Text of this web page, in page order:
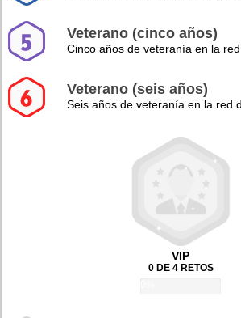
Veterano (cinco años)
Cinco años de veteranía en la
Veterano (seis años)
Seis años de veteranía en la red
VIP
0 DE 4 RETOS